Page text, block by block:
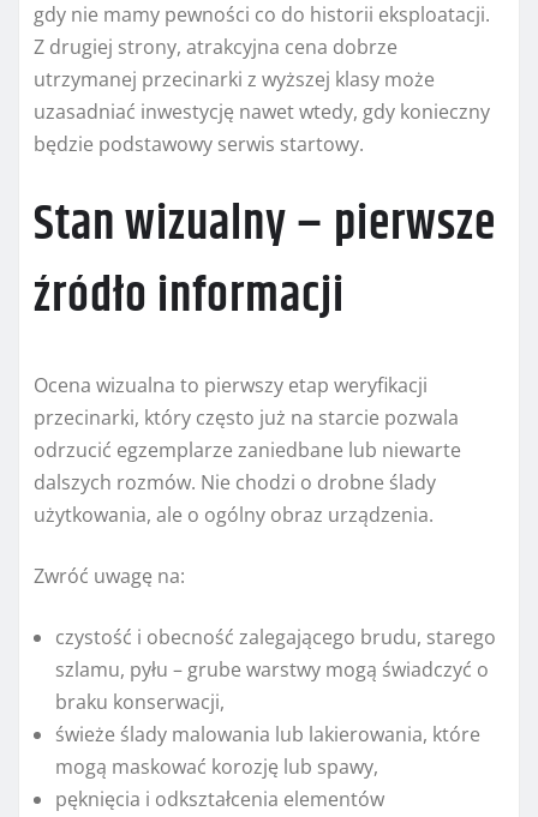
gdy nie mamy pewności co do historii eksploatacji.
Z drugiej strony, atrakcyjna cena dobrze
utrzymanej przecinarki z wyższej klasy może
uzasadniać inwestycję nawet wtedy, gdy konieczny
będzie podstawowy serwis startowy.
Stan wizualny – pierwsze
źródło informacji
Ocena wizualna to pierwszy etap weryfikacji
przecinarki, który często już na starcie pozwala
odrzucić egzemplarze zaniedbane lub niewarte
dalszych rozmów. Nie chodzi o drobne ślady
użytkowania, ale o ogólny obraz urządzenia.
Zwróć uwagę na:
czystość i obecność zalegającego brudu, starego
szlamu, pyłu – grube warstwy mogą świadczyć o
braku konserwacji,
świeże ślady malowania lub lakierowania, które
mogą maskować korozję lub spawy,
pęknięcia i odkształcenia elementów